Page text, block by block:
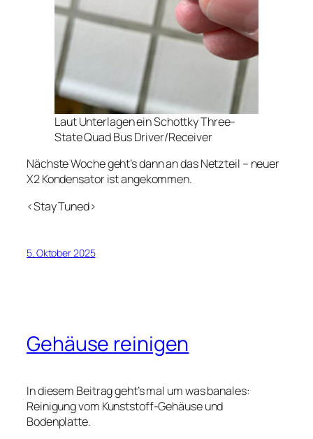
Laut Unterlagen ein Schottky Three-
State Quad Bus Driver/Receiver
Nächste Woche geht’s dann an das Netzteil – neuer
X2 Kondensator ist angekommen.
<Stay Tuned>
5. Oktober 2025
Gehäuse reinigen
In diesem Beitrag geht’s mal um was banales:
Reinigung vom Kunststoff-Gehäuse und
Bodenplatte.